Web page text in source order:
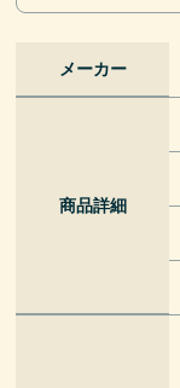
メーカー
商品詳細